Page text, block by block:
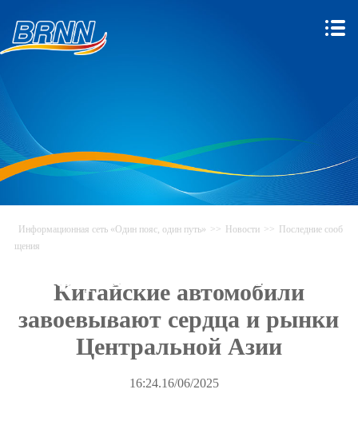
Информационная сеть «Один
пояс, один путь»
Информационная сеть «Один пояс, один путь» >> Новости >> Последние сооб
щения
Китайские автомобили
завоевывают сердца и рынки
Центральной Азии
16:24.16/06/2025